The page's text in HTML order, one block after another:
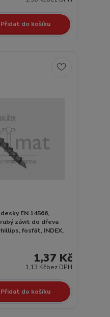
Přidat do košíku
EN 14566,
závit do dřeva
fosfát, INDEX,
1,37 Kč
1,13 Kčbez DPH
Přidat do košíku